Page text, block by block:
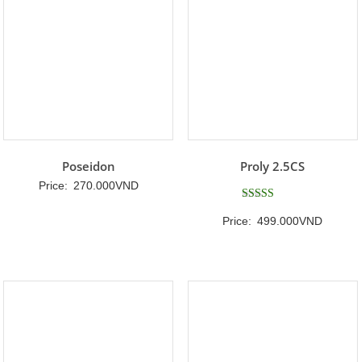
Poseidon
Price: 270.000VND
Proly 2.5CS
hạng
Price: 499.000VND